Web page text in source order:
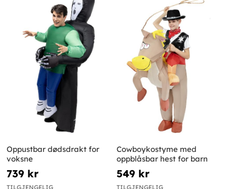
Oppustbar dødsdrakt for
voksne
739 kr
TILGJENGELIG
Cowboykostyme med
oppblåsbar hest for barn
549 kr
TILGJENGELIG